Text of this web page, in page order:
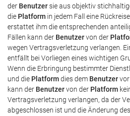
der Benutzersie aus objektiv
die Platform in jedem Fall eine
erstattet ihm die entsprechenden
Fällen kann der Benutzervon der
wegen Vertragsverletzung verlangen.
entfällt bei Vorliegen eines wichtigen
Wenn die Erbringung bestimmter
und die Platformdies dem Benutzer
kann der Benutzervon der Platform
Vertragsverletzung verlangen, da der
abgeschlossen ist und die Änderung